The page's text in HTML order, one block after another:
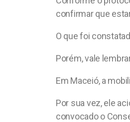
confirmar que
O que foi
Porém, vale
Em Maceió, a
Por sua vez, ele
convocado o